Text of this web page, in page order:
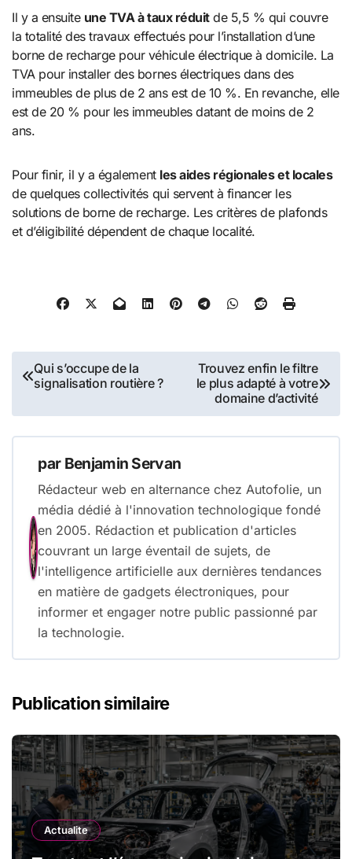
Il y a ensuite une TVA à taux réduitde 5,5 % qui couvre
la totalité des travaux effectués pour l’installation d’une
borne de recharge pour véhicule électrique à domicile. La
TVA pour installer des bornes électriques dans des
immeubles de plus de 2 ans est de 10 %. En revanche, elle
est de 20 % pour les immeubles datant de moins de 2
ans.
Pour finir, il y a également les aides régionales et locales
de quelques collectivités qui servent à financer les
solutions de borne de recharge. Les critères de plafonds
et d’éligibilité dépendent de chaque localité.
Navigation
l’article
Qui s’occupe de la
signalisation routière ?
Trouvez enfin le filtre
le plus adapté à votre
domaine d’activité
par Benjamin Servan
Rédacteur web en alternance chez Autofolie, un
média dédié à l'innovation technologique fondé
en 2005. Rédaction et publication d'articles
couvrant un large éventail de sujets, de
l'intelligence artificielle aux dernières tendances
en matière de gadgets électroniques, pour
informer et engager notre public passionné par
la technologie.
Publication similaire
Actualite